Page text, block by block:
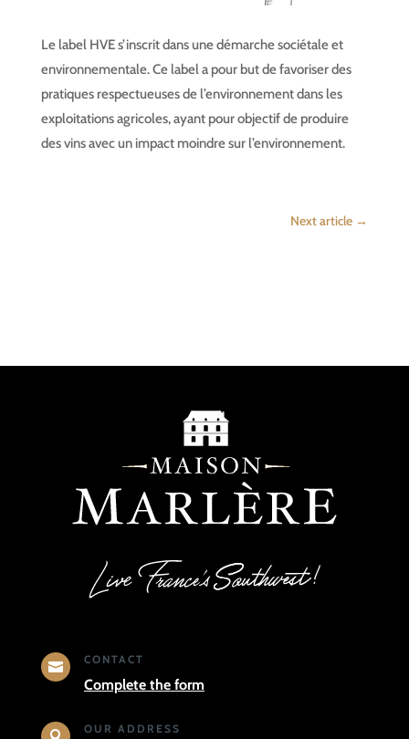
Le label HVE s’inscrit dans une démarche sociétale et
environnementale. Ce label a pour but de favoriser des
pratiques respectueuses de l’environnement dans les
exploitations agricoles, ayant pour objectif de produire
des vins avec un impact moindre sur l’environnement.
Next article →

CONTACT
Complete the form

OUR ADDRESS